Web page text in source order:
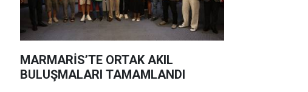
MARMARİS’TE ORTAK AKIL
BULUŞMALARI TAMAMLANDI